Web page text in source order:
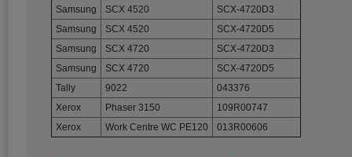
Samsung
SCX 4520
SCX-4720D3
Samsung
SCX 4520
SCX-4720D5
Samsung
SCX 4720
SCX-4720D3
Samsung
SCX 4720
SCX-4720D5
Tally
9022
043376
Xerox
Phaser 3150
109R00747
Xerox
Work Centre WC PE120 013R00606